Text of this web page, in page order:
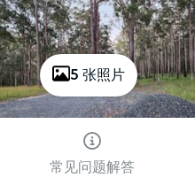
5 张照片
常见问题解答